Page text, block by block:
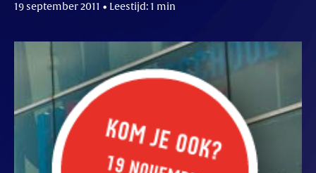
19 september 2011 • Leestijd: 1 min